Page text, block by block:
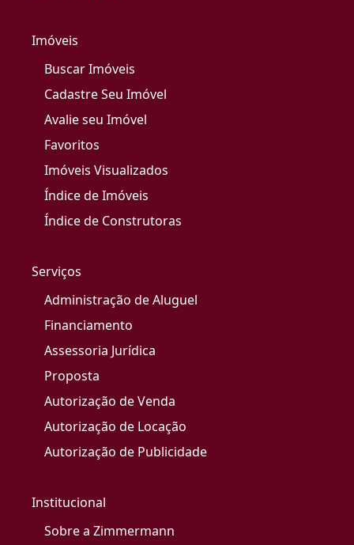
Imóveis
Buscar Imóveis
Cadastre Seu Imóvel
Avalie seu Imóvel
Favoritos
Imóveis Visualizados
Índice de Imóveis
Índice de Construtoras
Serviços
Administração de Aluguel
Financiamento
Assessoria Jurídica
Proposta
Autorização de Venda
Autorização de Locação
Autorização de Publicidade
Institucional
Sobre a Zimmermann